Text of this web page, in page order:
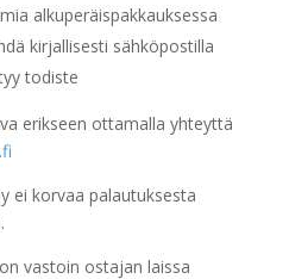
alkuperäispakkauksessa
kirjallisesti sähköpostilla
todiste
erikseen ottamalla yhteyttä
ei korvaa palautuksesta
vastoin ostajan laissa